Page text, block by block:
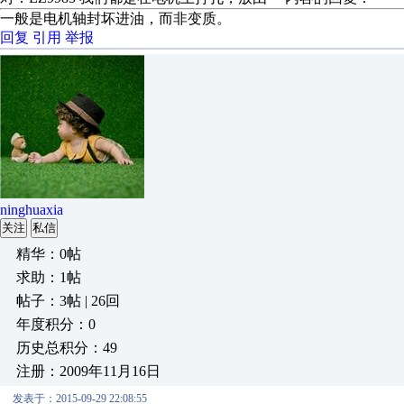
一般是电机轴封坏进油，而非变质。
回复 引用 举报
ninghuaxia
关注 私信
精华：0帖
求助：1帖
帖子：3帖 | 26回
年度积分：0
历史总积分：49
注册：2009年11月16日
发表于：2015-09-29 22:08:55